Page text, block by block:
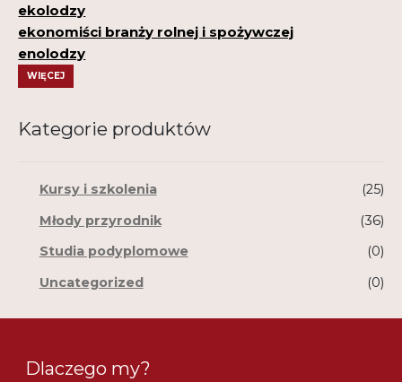
ekolodzy
ekonomiści branży rolnej i spożywczej
enolodzy
WIĘCEJ
Kategorie produktów
Kursy i szkolenia
(25)
Młody przyrodnik
(36)
Studia podyplomowe
(0)
Uncategorized
(0)
Dlaczego my?